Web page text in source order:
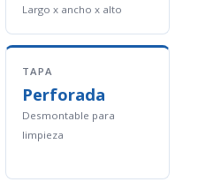
Largo x ancho x alto
TAPA
Perforada
Desmontable para
limpieza